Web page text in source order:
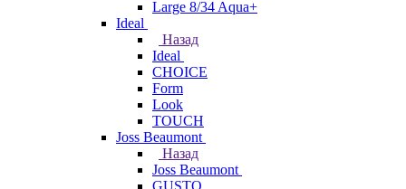
Large 8/34 Aqua+
Ideal
Назад
Ideal
CHOICE
Form
Look
TOUCH
Joss Beaumont
Назад
Joss Beaumont
GUSTO